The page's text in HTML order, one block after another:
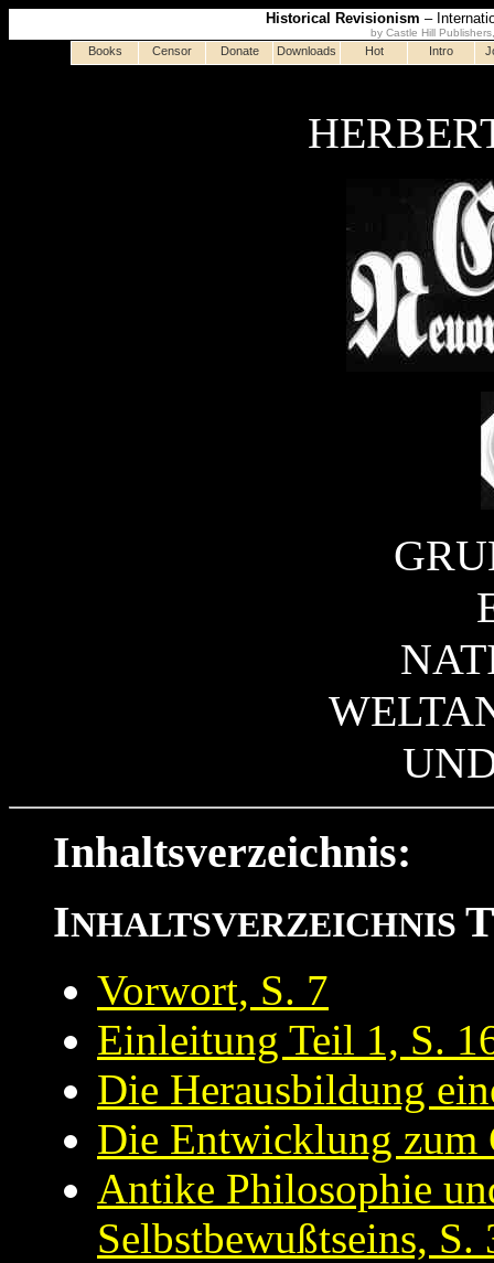
Historical Revisionism –
by Castle Hill
Inhaltsverzeichnis:
INHALTSVERZEICHNIS T
Vorwort, S. 7
Einleitung Teil 1, S.
Die Herausbildung
Die Entwicklung zum
Antike Philosophie
Selbstbewußtseins, S.
Books Censor Donate Downloads Hot Intro